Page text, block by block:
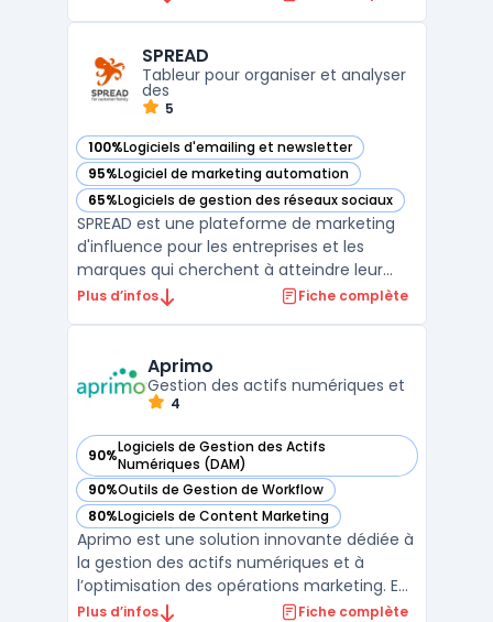
trafic, vous pouvez suivre en temps réel les
pages visi ...
SPREAD
Tableur pour organiser et analyser
des
5
100%Logiciels d'emailing et newsletter
— voir SPREAD dans cette catégorie
95%Logiciel de marketing automation
— voir SPREAD dans cette catégorie
65%Logiciels de gestion des réseaux sociaux
— voir SPREAD dans cette catégorie
SPREAD est une plateforme de marketing
d'influence pour les entreprises et les
marques qui cherchent à atteindre leur
public cible via les influenceurs. La
leur niche et de les contacter directement
pour des campagnes publ ...
Plus d’infos Fiche complète
Aprimo
Gestion des actifs numériques et
4
90%Logiciels de Gestion des Actifs
Numériques (DAM)
— voir Aprimo dans cette catégorie
90%Outils de Gestion de Workflow
— voir Aprimo dans cette catégorie
80%Logiciels de Content Marketing
— voir Aprimo dans cette catégorie
Aprimo est une solution innovante dédiée à
la gestion des actifs numériques et à
l’optimisation des opérations marketing. En
tant que plateforme de Digital Asset
Plus d’infos Fiche complète